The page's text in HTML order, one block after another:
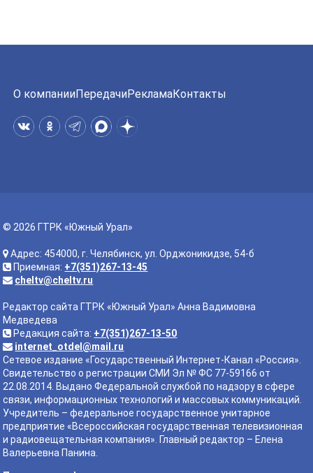
О компанииПередачиРекламаКонтакты
© 2026 ГТРК «Южный Урал»
Адрес: 454000, г. Челябинск, ул. Орджоникидзе, 54-б
Приемная: +7(351)267-13-45
cheltv@cheltv.ru
Редактор сайта ГТРК «Южный Урал» Анна Вадимовна
Медведева
Редакция сайта: +7(351)267-13-50
internet_otdel@mail.ru
Сетевое издание «Государственный Интернет-Канал «Россия».
Свидетельство о регистрации СМИ Эл № ФС 77-59166 от
22.08.2014. Выдано Федеральной службой по надзору в сфере
связи, информационных технологий и массовых коммуникаций.
Учредитель – федеральное государственное унитарное
предприятие «Всероссийская государственная телевизионная
и радиовещательная компания». Главный редактор – Елена
Валерьевна Панина.